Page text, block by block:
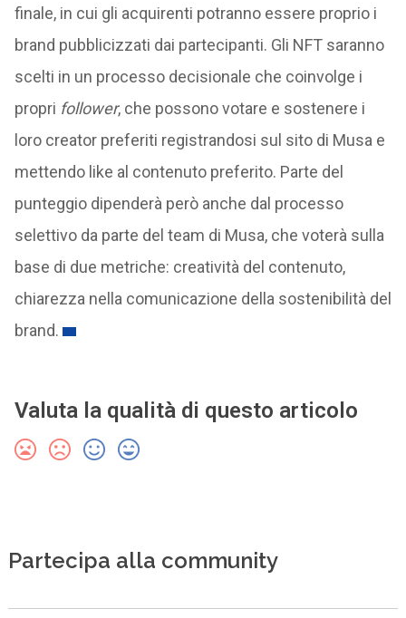
finale, in cui gli acquirenti potranno essere proprio i
brand pubblicizzati dai partecipanti. Gli NFT saranno
scelti in un processo decisionale che coinvolge i
propri follower, che possono votare e sostenere i
loro creator preferiti registrandosi sul sito di Musa e
mettendo like al contenuto preferito. Parte del
punteggio dipenderà però anche dal processo
selettivo da parte del team di Musa, che voterà sulla
base di due metriche: creatività del contenuto,
chiarezza nella comunicazione della sostenibilità del
brand.
Valuta la qualità di questo articolo
Partecipa alla community